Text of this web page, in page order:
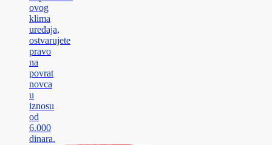
ovog
klima
uređaja,
ostvarujete
pravo
na
povrat
novca
u
iznosu
od
6.000
dinara.